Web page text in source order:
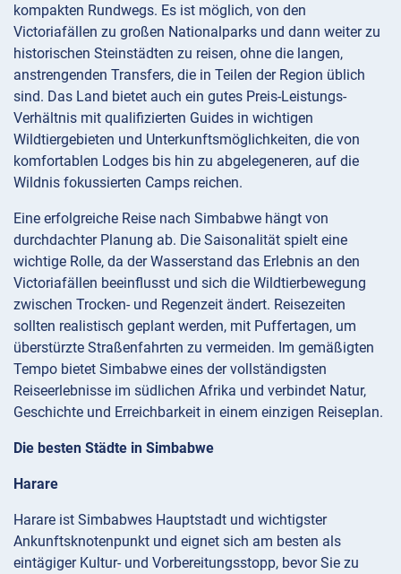
kompakten Rundwegs. Es ist möglich, von den
Victoriafällen zu großen Nationalparks und dann weiter zu
historischen Steinstädten zu reisen, ohne die langen,
anstrengenden Transfers, die in Teilen der Region üblich
sind. Das Land bietet auch ein gutes Preis-Leistungs-
Verhältnis mit qualifizierten Guides in wichtigen
Wildtiergebieten und Unterkunftsmöglichkeiten, die von
komfortablen Lodges bis hin zu abgelegeneren, auf die
Wildnis fokussierten Camps reichen.
Eine erfolgreiche Reise nach Simbabwe hängt von
durchdachter Planung ab. Die Saisonalität spielt eine
wichtige Rolle, da der Wasserstand das Erlebnis an den
Victoriafällen beeinflusst und sich die Wildtierbewegung
zwischen Trocken- und Regenzeit ändert. Reisezeiten
sollten realistisch geplant werden, mit Puffertagen, um
überstürzte Straßenfahrten zu vermeiden. Im gemäßigten
Tempo bietet Simbabwe eines der vollständigsten
Reiseerlebnisse im südlichen Afrika und verbindet Natur,
Geschichte und Erreichbarkeit in einem einzigen Reiseplan.
Die besten Städte in Simbabwe
Harare
Harare ist Simbabwes Hauptstadt und wichtigster
Ankunftsknotenpunkt und eignet sich am besten als
eintägiger Kultur- und Vorbereitungsstopp, bevor Sie zu